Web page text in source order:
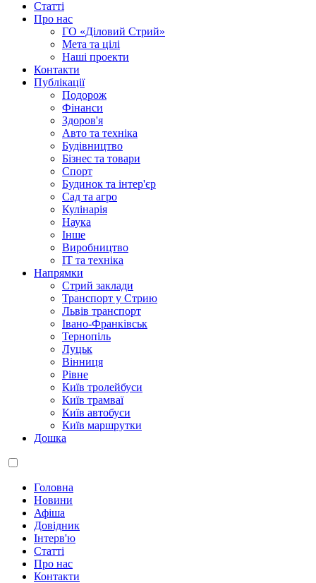
Статті
Про нас
ГО «Діловий Стрий»
Мета та цілі
Наші проекти
Контакти
Публікації
Подорож
Фінанси
Здоров'я
Авто та техніка
Будівництво
Бізнес та товари
Спорт
Будинок та інтер'єр
Сад та агро
Кулінарія
Наука
Інше
Виробництво
IT та техніка
Напрямки
Стрий заклади
Транспорт у Стрию
Львів транспорт
Івано-Франківськ
Тернопіль
Луцьк
Вінниця
Рівне
Київ тролейбуси
Київ трамваї
Київ автобуси
Київ маршрутки
Дошка
Головна
Новини
Афіша
Довідник
Інтерв'ю
Статті
Про нас
Контакти